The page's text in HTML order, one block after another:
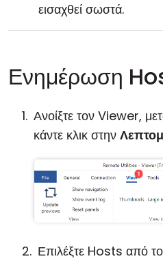
εισαχθεί σωστά.
Ενημέρωση
Ανοίξτε τον Viewer,
κάντε κλικ στην
Επιλέξτε Hosts από